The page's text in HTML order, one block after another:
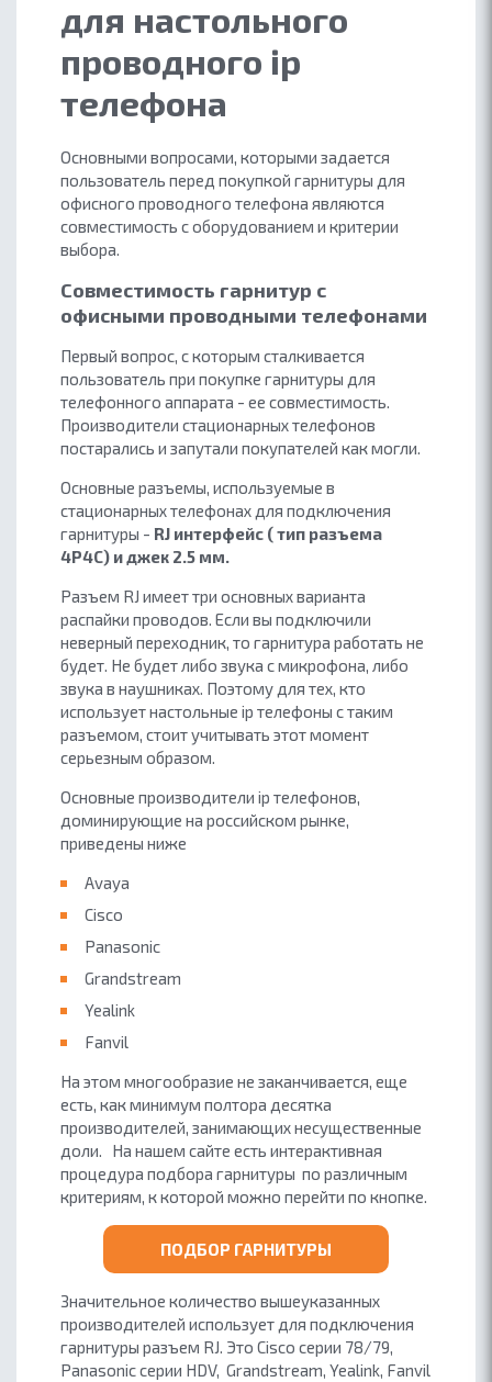
для настольного
проводного ip
телефона
Основными вопросами, которыми задается
пользователь перед покупкой гарнитуры для
офисного проводного телефона являются
совместимость с оборудованием и критерии
выбора.
Совместимость гарнитур с
офисными проводными телефонами
Первый вопрос, с которым сталкивается
пользователь при покупке гарнитуры для
телефонного аппарата - ее совместимость.
Производители стационарных телефонов
постарались и запутали покупателей как могли.
Основные разъемы, используемые в
стационарных телефонах для подключения
гарнитуры - RJ интерфейс ( тип разъема
4P4C) и джек 2.5 мм.
Разъем RJ имеет три основных варианта
распайки проводов. Если вы подключили
неверный переходник, то гарнитура работать не
будет. Не будет либо звука с микрофона, либо
звука в наушниках. Поэтому для тех, кто
использует настольные ip телефоны с таким
разъемом, стоит учитывать этот момент
серьезным образом.
Основные производители ip телефонов,
доминирующие на российском рынке,
приведены ниже
Avaya
Cisco
Panasonic
Grandstream
Yealink
Fanvil
На этом многообразие не заканчивается, еще
есть, как минимум полтора десятка
производителей, занимающих несущественные
доли. На нашем сайте есть интерактивная
процедура подбора гарнитуры по различным
критериям, к которой можно перейти по кнопке.
ПОДБОР ГАРНИТУРЫ
Значительное количество вышеуказанных
производителей использует для подключения
гарнитуры разъем RJ. Это Cisco серии 78/79,
Panasonic серии HDV, Grandstream, Yealink, Fanvil